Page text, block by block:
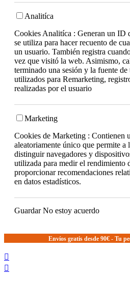
Analitíca
Cookies Analitíca : Generan un ID
se utiliza para hacer recuento de
un usuario. También registra
vez que visitó la web. Asimismo,
terminado una sesión y la fuente
utilizados para Remarketing,
realizadas por el usuario
Marketing
Cookies de Marketing : Contienen
aleatoriamente único que permite a
distinguir navegadores y
utilizada para medir el rendimiento
proporcionar recomendaciones
en datos estadísticos.
GuardarNo estoy acuerdo
Envíos gratis desde 90€ - Tu

